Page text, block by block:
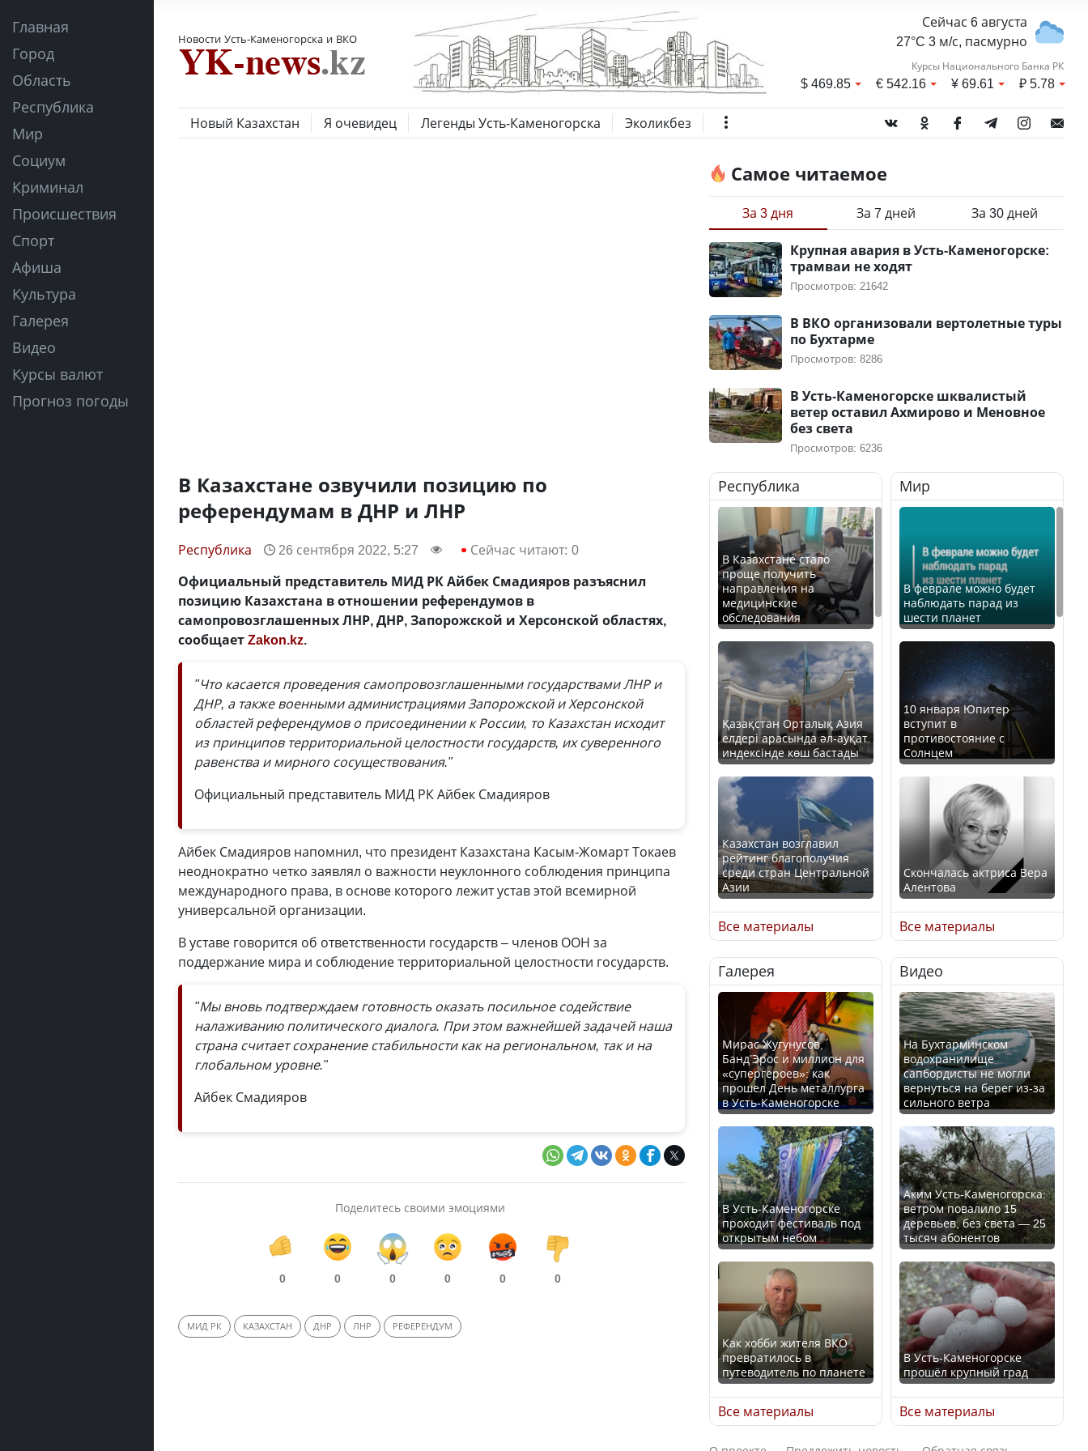
Главная
Город
Область
Республика
Мир
Социум
Криминал
Происшествия
Спорт
Афиша
Культура
Галерея
Видео
Курсы валют
Прогноз погоды
Новости Усть-Каменогорска и ВКО
Сейчас 6 августа
27°C 3 м/с, пасмурно
Курсы Национального Банка РК
$469.85 €542.16 ¥69.61 ₽5.78
Новый Казахстан Я очевидец Легенды Усть-Каменогорска Эколикбез
В Казахстане озвучили позицию по
референдумам в ДНР и ЛНР
Республика 26 сентября 2022, 5:27 Сейчас читают: 0
Официальный представитель МИД РК Айбек Смадияров разъяснил
позицию Казахстана в отношении референдумов в
самопровозглашенных ЛНР, ДНР, Запорожской и Херсонской областях,
сообщаетZakon.kz.
"Что касается проведения самопровозглашенными государствами ЛНР и
ДНР, а также военными администрациями Запорожской и Херсонской
областей референдумов о присоединении к России, то Казахстан исходит
из принципов территориальной целостности государств, их суверенного
равенства и мирного сосуществования."
Официальный представитель МИД РК Айбек Смадияров
Айбек Смадияров напомнил, что президент Казахстана Касым-Жомарт Токаев
неоднократно четко заявлял о важности неуклонного соблюдения принципа
международного права, в основе которого лежит устав этой всемирной
универсальной организации.
В уставе говорится об ответственности государств – членов ООН за
поддержание мира и соблюдение территориальной целостности государств.
"Мы вновь подтверждаем готовность оказать посильное содействие
налаживанию политического диалога. При этом важнейшей задачей наша
страна считает сохранение стабильности как на региональном, так и на
глобальном уровне."
Айбек Смадияров
Поделитесь своими эмоциями
0 0 0 0 0 0
МИД РК КАЗАХСТАН ДНР ЛНР РЕФЕРЕНДУМ
Самое читаемое
За 3 дня За 7 дней За 30 дней
Крупная авария в Усть-Каменогорске:
трамваи не ходят
Просмотров: 21642
В ВКО организовали вертолетные туры
по Бухтарме
Просмотров: 8286
В Усть-Каменогорске шквалистый
ветер оставил Ахмирово и Меновное
без света
Просмотров: 6236
Республика
В Казахстане стало
проще получить
направления на
медицинские
обследования
Қазақстан Орталық Азия
елдері арасында әл-ауқат
индексінде көш бастады
Казахстан возглавил
рейтинг благополучия
среди стран Центральной
Азии
Будут ли представлены
интересы регионов в
Курултае?
Ең төменгі жалақы,
алимент, экология: жеті
партия сайлаушылармен
нені талқылап жатыр?
Минимальная зарплата,
алименты, экология — о
чем говорят с
избирателями
представители партий
Министр рассказал, из
чего делают колбасу в
Казахстане
Все материалы
Мир
В феврале можно будет
наблюдать парад из
шести планет
10 января Юпитер
вступит в
противостояние с
Солнцем
Скончалась актриса Вера
Алентова
В РФ вынесен заочный
приговор по уголовному
делу об убийстве Игоря
Талькова
В России введены
дополнительные
ограничения для
казахстанских прав
Трамп официально
вступил в должность
президента США
Луну признали объектом
культурного наследия,
находящегося под
угрозой исчезновения
Все материалы
Галерея
Мирас Жугунусов,
Банд’Эрос и миллион для
«супергероев»: как
прошел День металлурга
в Усть-Каменогорске
В Усть-Каменогорске
проходит фестиваль под
открытым небом
Как хобби жителя ВКО
превратилось в
путеводитель по планете
Все материалы
Видео
На Бухтарминском
водохранилище
сапбордисты не могли
вернуться на берег из-за
сильного ветра
Аким Усть-Каменогорска:
ветром повалило 15
деревьев, без света — 25
тысяч абонентов
В Усть-Каменогорске
прошёл крупный град
Все материалы